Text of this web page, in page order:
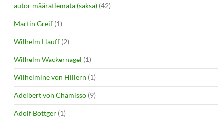
autor määratlemata (saksa) (42)
Martin Greif (1)
Wilhelm Hauff (2)
Wilhelm Wackernagel (1)
Wilhelmine von Hillern (1)
Adelbert von Chamisso (9)
Adolf Böttger (1)